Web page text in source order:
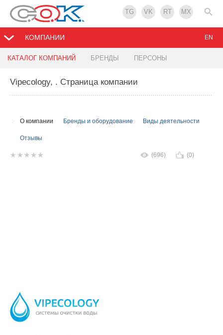
TG VK RT MX
КОМПАНИИ
КАТАЛОГ КОМПАНИЙ БРЕНДЫ ПЕРСОНЫ
EN
Vipecology, . Страница компании
О компании Бренды и оборудование Виды деятельности
Отзывы
(696) (0)